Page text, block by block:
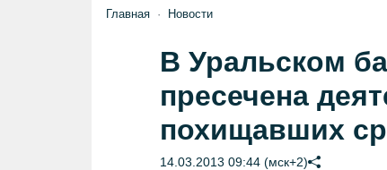
Главная Новости
В Уральском
пресечена
похищавших
14.03.2013 09:44 (мск+2)